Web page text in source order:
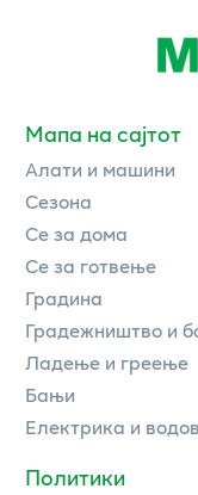
Мапа на сајтот
Алати и машини
Сезона
Се за дома
Се за готвење
Градина
Градежништво и
Ладење и греење
Бањи
Електрика и
Политики